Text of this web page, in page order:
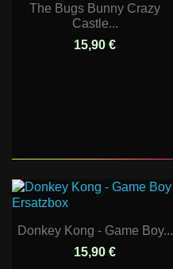
The Bugs Bunny Crazy
Castle...
15,90 €
Donkey Kong - Game Boy...
15,90 €